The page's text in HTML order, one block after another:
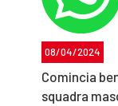
08/04/2024
Comincia
squadra